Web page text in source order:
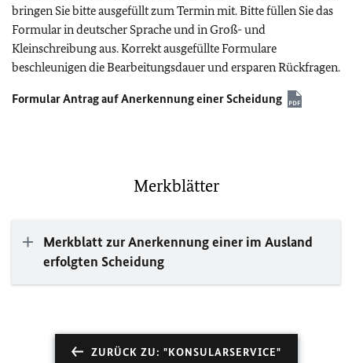
bringen Sie bitte ausgefüllt zum Termin mit. Bitte füllen Sie das
Formular in deutscher Sprache und in Groß- und
Kleinschreibung aus. Korrekt ausgefüllte Formulare
beschleunigen die Bearbeitungsdauer und ersparen Rückfragen.
Formular Antrag auf Anerkennung einer Scheidung
Merkblätter
Merkblatt zur Anerkennung einer im Ausland
erfolgten Scheidung
ZURÜCK ZU: "KONSULARSERVICE"